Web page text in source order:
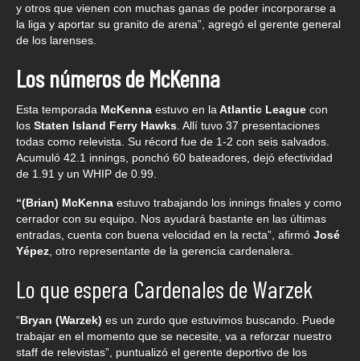
y otros que vienen con muchas ganas de poder incorporarse a
la liga y aportar su granito de arena”, agregó el gerente general
de los larenses.
Los números de McKenna
Esta temporada McKenna estuvo en laAtlantic League con
los Staten Island Ferry Hawks. Allí tuvo 37 presentaciones
todas como relevista. Su récord fue de 1-2 con seis salvados.
Acumuló 42.1 innings, ponchó 60 bateadores, dejó efectividad
de 1.91 y un WHIP de 0.99.
“(Brian) McKenna estuvo trabajando los innings finales y como
cerrador con su equipo. Nos ayudará bastante en las últimas
entradas, cuenta con buena velocidad en la recta”, afirmó José
Yépez, otro representante de la gerencia cardenalera.
Lo que espera Cardenales de Warzek
“Bryan (Warzek) es un zurdo que estuvimos buscando. Puede
trabajar en el momento que se necesite, va a reforzar nuestro
staff de relevistas”, puntualizó el gerente deportivo de los